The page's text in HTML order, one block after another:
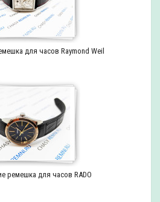
для часов Raymond Weil
ремешка для часов RADO